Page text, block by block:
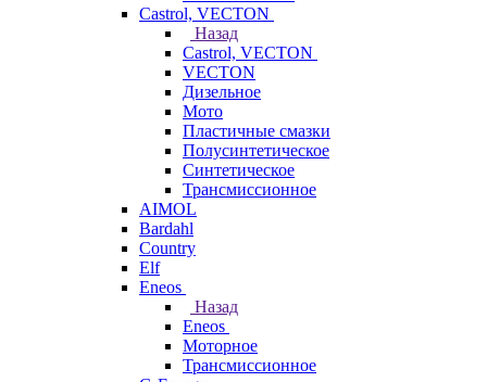
Castrol, VECTON
Назад
Castrol, VECTON
VECTON
Дизельное
Мото
Пластичные смазки
Полусинтетическое
Синтетическое
Трансмиссионное
AIMOL
Bardahl
Country
Elf
Eneos
Назад
Eneos
Моторное
Трансмиссионное